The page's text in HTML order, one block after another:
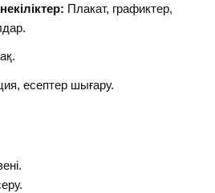
кіліктер: Плакат, графиктер,
есептер шығару.